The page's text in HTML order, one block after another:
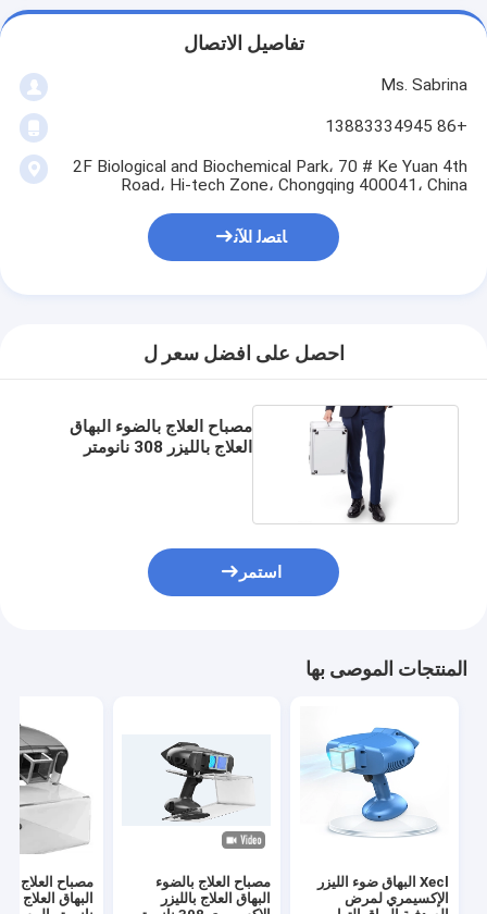
تفاصيل الاتصال
Ms. Sabrina
+86 13883334945
2F Biological and Biochemical Park، 70 # Ke Yuan 4th
Road، Hi-tech Zone، Chongqing 400041، China
ﺎﺘﺼﻟ ﺍﻶﻧ
احصل على افضل سعر ل
مصباح العلاج بالضوء البهاق
العلاج بالليزر 308 نانومتر
استمر
المنتجات الموصى بها
Xecl البهاق ضوء الليزر
الإكسيمري لمرض
مصباح العلاج بالضوء
البهاق العلاج بالليزر
مصباح العلاج